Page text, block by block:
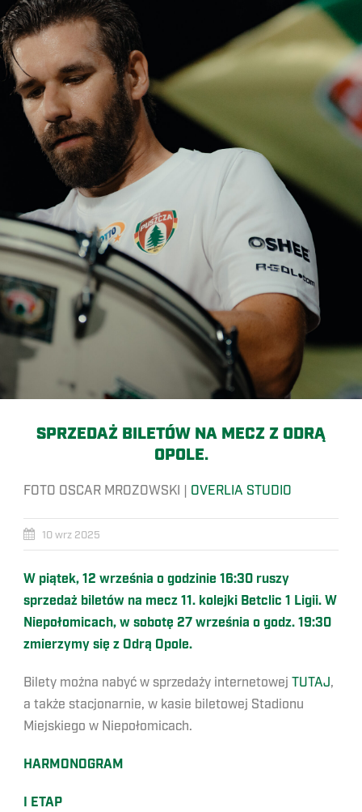
SPRZEDAŻ BILETÓW NA MECZ Z ODRĄ
OPOLE.
FOTO OSCAR MROZOWSKI | OVERLIA STUDIO
10 wrz 2025
W piątek, 12 września o godzinie 16:30 ruszy
sprzedaż biletów na mecz 11. kolejki Betclic 1 Ligii. W
Niepołomicach, w sobotę 27 września o godz. 19:30
zmierzymy się z Odrą Opole.
Bilety można nabyć w sprzedaży internetowej TUTAJ,
a także stacjonarnie, w kasie biletowej Stadionu
Miejskiego w Niepołomicach.
HARMONOGRAM
I ETAP